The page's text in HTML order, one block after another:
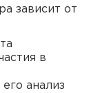
зависит от
в
анализ